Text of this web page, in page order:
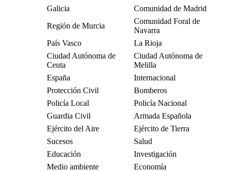
Galicia
Comunidad de Madrid
Región de Murcia
Comunidad Foral de
Navarra
País Vasco
La Rioja
Ciudad Autónoma de
Ceuta
Ciudad Autónoma de
Melilla
España
Internacional
Protección Civil
Bomberos
Policía Local
Policía Nacional
Guardia Civil
Armada Española
Ejército del Aire
Ejército de Tierra
Sucesos
Salud
Educación
Investigación
Medio ambiente
Economía